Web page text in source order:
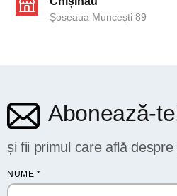
Șoseaua Muncești 89
Abonează-
și fii primul care află
NUME *